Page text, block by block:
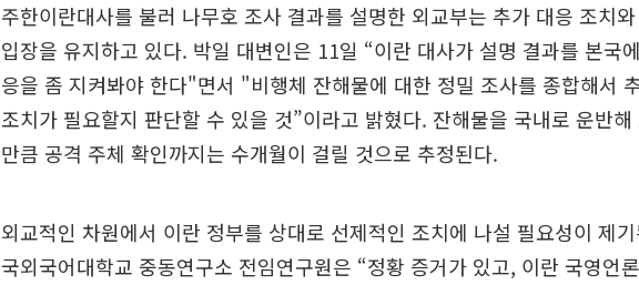
주한이란대사를 불러 나무호 조사 결과를 설명한 외교부는 추가 대응 조치
입장을 유지하고 있다. 박일 대변인은 11일 “이란 대사가 설명 결과를 본국
응을 좀 지켜봐야 한다"면서 "비행체 잔해물에 대한 정밀 조사를 종합해서
조치가 필요할지 판단할 수 있을 것”이라고 밝혔다. 잔해물을 국내로 운반
만큼 공격 주체 확인까지는 수개월이 걸릴 것으로 추정된다.
외교적인 차원에서 이란 정부를 상대로 선제적인 조치에 나설 필요성이 제
국외국어대학교 중동연구소 전임연구원은 “정황 증거가 있고, 이란 국영언